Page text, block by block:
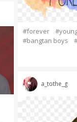
#forever
#bangtan boys
a_tothe_g